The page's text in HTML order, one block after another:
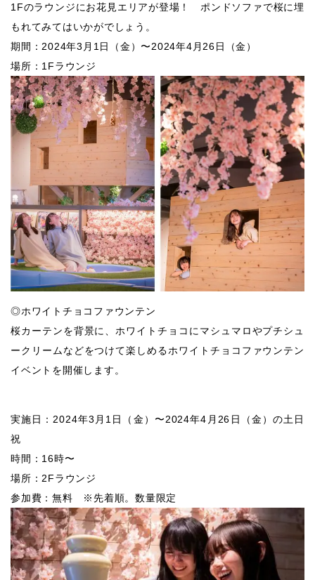
1Fのラウンジにお花見エリアが登場！ ポンドソファで桜に埋
もれてみてはいかがでしょう。
期間：2024年3月1日（金）〜2024年4月26日（金）
場所：1Fラウンジ
◎ホワイトチョコファウンテン
桜カーテンを背景に、ホワイトチョコにマシュマロやプチシュ
ークリームなどをつけて楽しめるホワイトチョコファウンテン
イベントを開催します。
実施日：2024年3月1日（金）〜2024年4月26日（金）の土日
祝
時間：16時〜
場所：2Fラウンジ
参加費：無料 ※先着順。数量限定